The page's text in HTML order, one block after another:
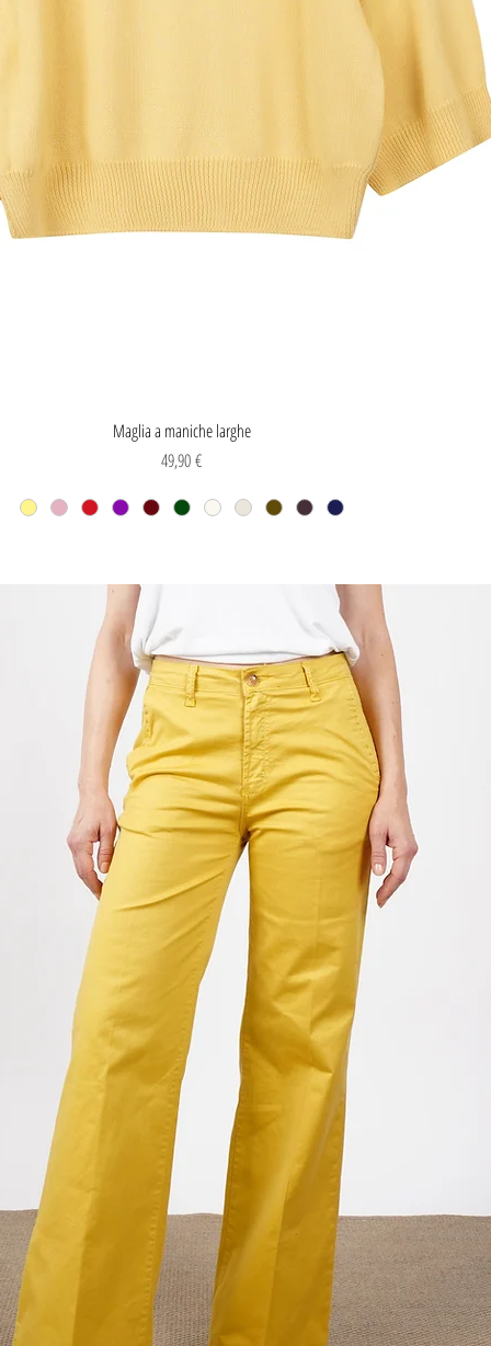
Vista rapida
Maglia a maniche larghe
Prezzo
49,90 €